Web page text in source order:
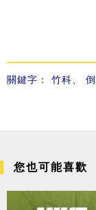
關鍵字： 竹科
您也可能喜歡